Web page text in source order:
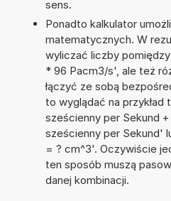
sens.
Ponadto kalkulator
matematycznych. W
wyliczać liczby
* 96 Pacm3/s', ale też
łączyć ze sobą
to wyglądać na przykład
sześcienny per Sekund
sześcienny per Sekund'
= ? cm^3'. Oczywiście
ten sposób muszą
danej kombinacji.